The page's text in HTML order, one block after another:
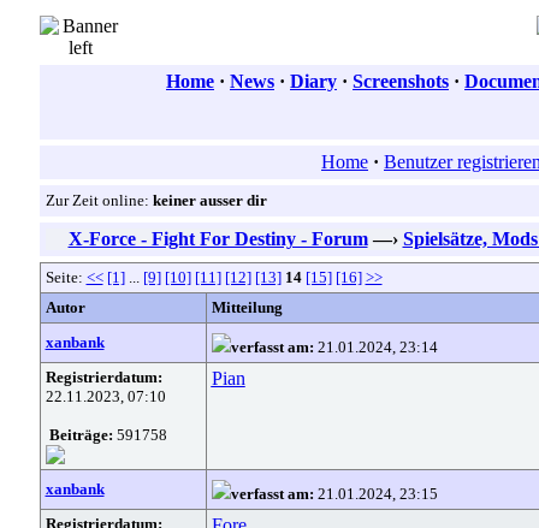
Home · News · Diary · Screenshots ·
Home · Benutzer
Zur Zeit online: keiner ausser dir
X-Force - Fight For Destiny - Forum —› Spielsätze,
Seite: << [1]... [9] [10] [11] [12] [13] 14 [15] [16] >>
Autor
Mitteilung
xanbank
verfasst am: 21.01.2024, 23:14
Registrierdatum:
22.11.2023, 07:10
Beiträge: 591758
Pian
xanbank verfasst am: 21.01.2024, 23:15
Registrierdatum: